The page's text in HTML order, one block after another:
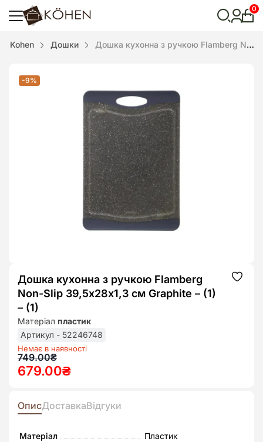
пошук
0
Kohen Дошки Дошка кухонна з ручкою Flamberg Non-Slip 39,5х28х1,3 см Graphite – (1) – (1)
-9%
Дошка кухонна з ручкою Flamberg
Non-Slip 39,5х28х1,3 см Graphite – (1)
– (1)
Матеріал пластик
Артикул - 52246748
Немає в наявності
749.00₴
Оригінальна
ціна:
679.00₴
Поточна
ціна:
ОписДоставкаВідгуки
Матеріал
Пластик